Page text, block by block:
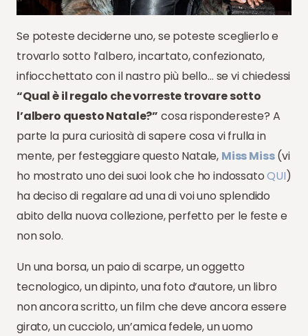
Se poteste deciderne uno, se poteste sceglierlo e
trovarlo sotto l’albero, incartato, confezionato,
infiocchettato con il nastro più bello… se vi chiedessi
“Qual è il regalo che vorreste trovare sotto
l’albero questo Natale?” cosa rispondereste? A
parte la pura curiosità di sapere cosa vi frulla in
mente, per festeggiare questo Natale, Miss Miss(vi
ho mostrato uno dei suoi look che ho indossatoQUI)
ha deciso di regalare ad una di voi uno splendido
abito della nuova collezione, perfetto per le feste e
non solo.
Un una borsa, un paio di scarpe, un oggetto
tecnologico, un dipinto, una foto d’autore, un libro
non ancora scritto, un film che deve ancora essere
girato, un cucciolo, un’amica fedele, un uomo